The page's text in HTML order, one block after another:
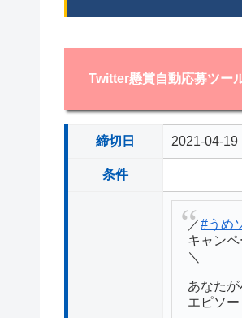
Twitter懸賞自動応募ツー
締切日 2021-04-19
条件
／#うめ
キャン
＼
あなた
エピソー